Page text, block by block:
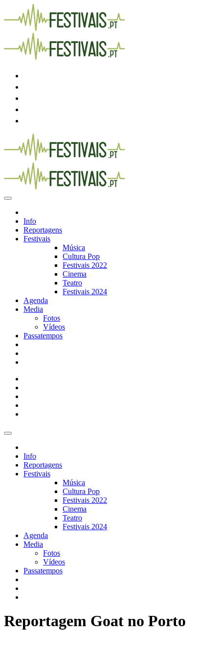
Info
Reportagens
Festivais
Música
Cultura Pop
Festivais 2022
Cinema
Teatro
Festivais 2024
Agenda
Media
Fotos
Vídeos
Passatempos
Info
Reportagens
Festivais
Música
Cultura Pop
Festivais 2022
Cinema
Teatro
Festivais 2024
Agenda
Media
Fotos
Vídeos
Passatempos
Reportagem Goat no Porto